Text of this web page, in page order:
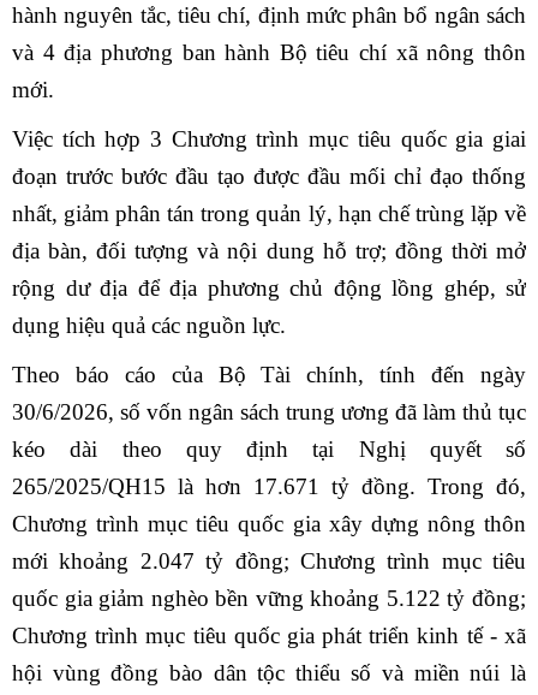
hành nguyên tắc, tiêu chí, định mức phân bổ ngân sách
và 4 địa phương ban hành Bộ tiêu chí xã nông thôn
mới.
Việc tích hợp 3 Chương trình mục tiêu quốc gia giai
đoạn trước bước đầu tạo được đầu mối chỉ đạo thống
nhất, giảm phân tán trong quản lý, hạn chế trùng lặp về
địa bàn, đối tượng và nội dung hỗ trợ; đồng thời mở
rộng dư địa để địa phương chủ động lồng ghép, sử
dụng hiệu quả các nguồn lực.
Theo báo cáo của Bộ Tài chính, tính đến ngày
30/6/2026, số vốn ngân sách trung ương đã làm thủ tục
kéo dài theo quy định tại Nghị quyết số
265/2025/QH15 là hơn 17.671 tỷ đồng. Trong đó,
Chương trình mục tiêu quốc gia xây dựng nông thôn
mới khoảng 2.047 tỷ đồng; Chương trình mục tiêu
quốc gia giảm nghèo bền vững khoảng 5.122 tỷ đồng;
Chương trình mục tiêu quốc gia phát triển kinh tế - xã
hội vùng đồng bào dân tộc thiểu số và miền núi là